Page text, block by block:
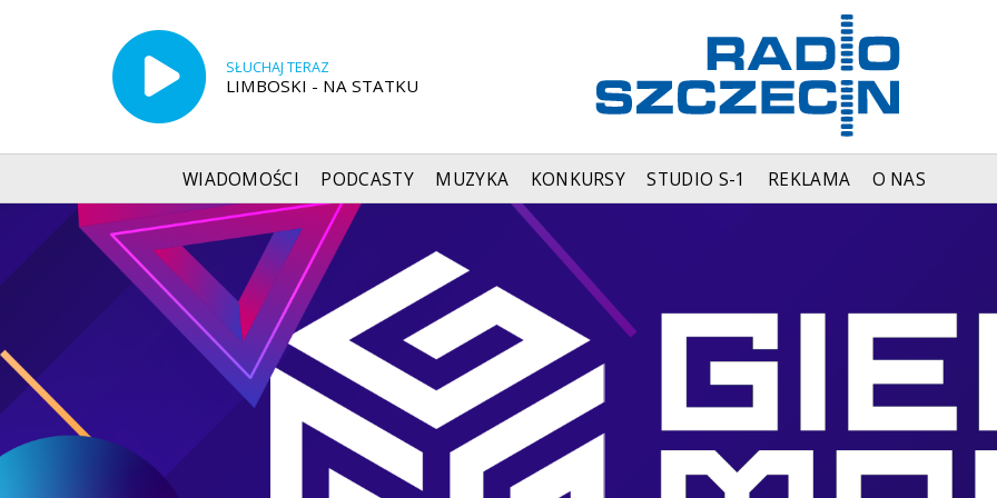
SŁUCHAJ TERAZ
LIMBOSKI - NA STATKU
WIADOMOŚCI PODCASTY MUZYKA KONKURSY STUDIO S-1 REKLAMA O NAS